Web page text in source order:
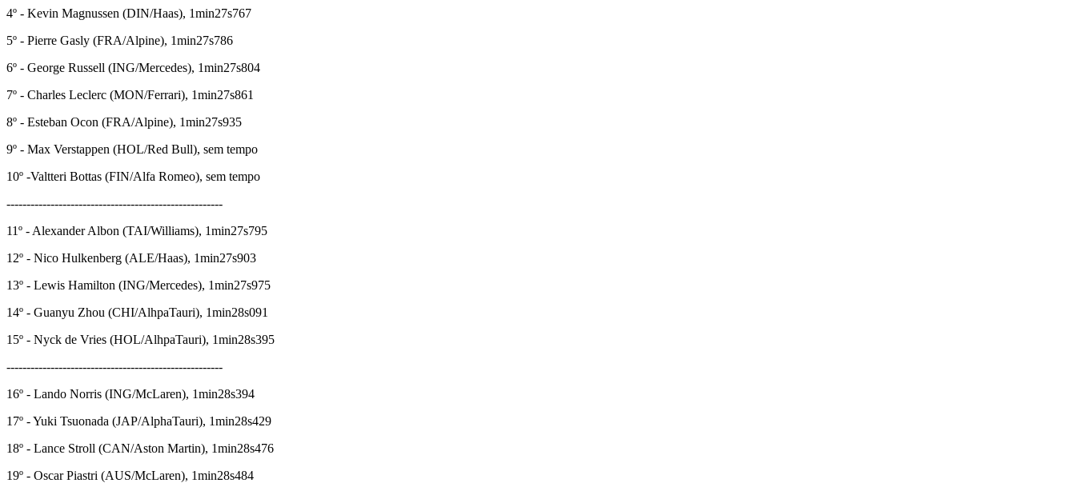
4º - Kevin Magnussen (DIN/Haas), 1min27s767
5º - Pierre Gasly (FRA/Alpine), 1min27s786
6º - George Russell (ING/Mercedes), 1min27s804
7º - Charles Leclerc (MON/Ferrari), 1min27s861
8º - Esteban Ocon (FRA/Alpine), 1min27s935
9º - Max Verstappen (HOL/Red Bull), sem tempo
10º -Valtteri Bottas (FIN/Alfa Romeo), sem tempo
------------------------------------------------------
11º - Alexander Albon (TAI/Williams), 1min27s795
12º - Nico Hulkenberg (ALE/Haas), 1min27s903
13º - Lewis Hamilton (ING/Mercedes), 1min27s975
14º - Guanyu Zhou (CHI/AlhpaTauri), 1min28s091
15º - Nyck de Vries (HOL/AlhpaTauri), 1min28s395
------------------------------------------------------
16º - Lando Norris (ING/McLaren), 1min28s394
17º - Yuki Tsuonada (JAP/AlphaTauri), 1min28s429
18º - Lance Stroll (CAN/Aston Martin), 1min28s476
19º - Oscar Piastri (AUS/McLaren), 1min28s484